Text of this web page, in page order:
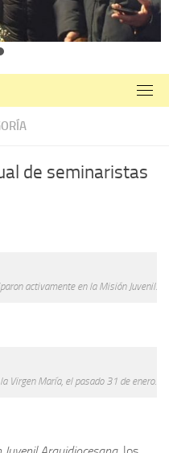
de seminaristas
activamente en la Misión Juvenil.
Virgen María, el pasado 31 de enero.